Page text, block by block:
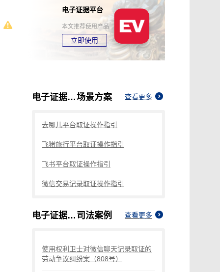
电子证据平台
本文推荐使用产品
立即使用
电子证据有什么要求嘛法律场景方案 查看更多
去哪儿平台取证操作指引
飞猪旅行平台取证操作指引
飞书平台取证操作指引
微信交易记录取证操作指引
电子证据有什么要求嘛法律 司法案例 查看更多
使用权利卫士对微信聊天记录取证的
劳动争议纠纷案（808号）